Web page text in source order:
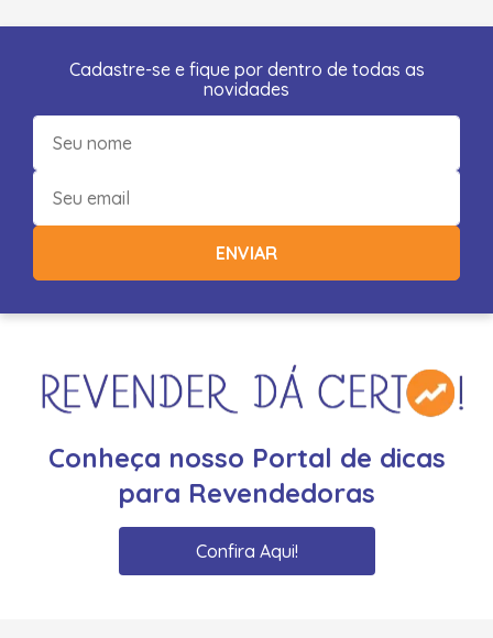
Cadastre-se e fique por dentro de todas as
novidades
ENVIAR
Conheça nosso Portal de dicas
para Revendedoras
Confira Aqui!